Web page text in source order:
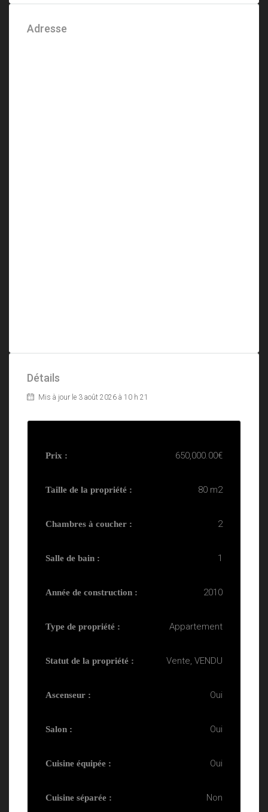
Adresse
Détails
Mis à jour le 3 août 2026 à 10 h 21
Prix : 650,000.00€
Taille de la propriété : 80 m2
Chambres à coucher : 2
Salle de bain : 1
Année de construction : 2010
Type de propriété : Appartement
Statut de la propriété : Vente, VENDU
Ascenseur : Oui
Salon : Oui
Cuisine équipée : Oui
Cuisine séparée : Non